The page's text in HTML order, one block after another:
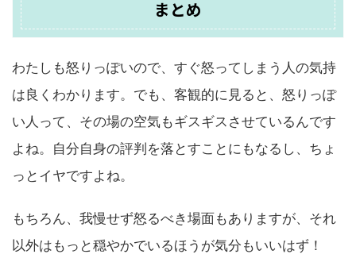
まとめ
わたしも怒りっぽいので、すぐ怒ってしまう人の気持
は良くわかります。でも、客観的に見ると、怒りっぽ
い人って、その場の空気もギスギスさせているんです
よね。自分自身の評判を落とすことにもなるし、ちょ
っとイヤですよね。
もちろん、我慢せず怒るべき場面もありますが、それ
以外はもっと穏やかでいるほうが気分もいいはず！